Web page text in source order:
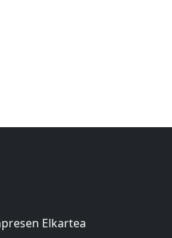
Elkartea